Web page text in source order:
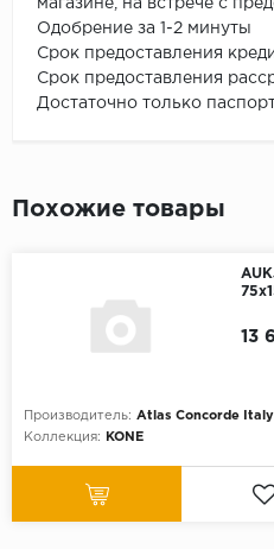
магазине, на встрече с
Одобрение за 1-2 минуты
Срок предоставления
Срок предоставления
Достаточно только
Похожие товары
Производитель: Atlas Concorde Italy
Коллекция:
KONE
13